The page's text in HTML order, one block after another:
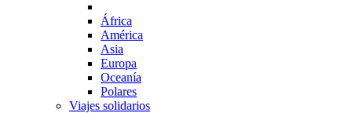
África
América
Asia
Europa
Oceanía
Polares
Viajes solidarios